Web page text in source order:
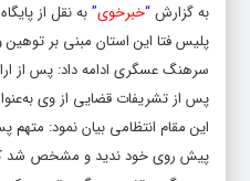
به گزارش“خبرخوی”به نقل از
پلیس فتا این استان مبنی بر توهین
سرهنگ عسگری ادامه داد: پس از
پس از تشریفات قضایی از وی
این مقام انتظامی بیان نمود:
پیش روی خود ندید و مشخص شد که